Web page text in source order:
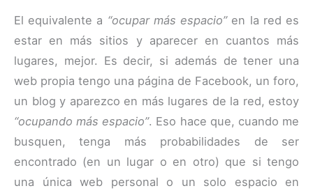
El equivalente a “ocupar más espacio”en la red es
estar en más sitios y aparecer en cuantos más
lugares, mejor. Es decir, si además de tener una
web propia tengo una página de Facebook, un foro,
un blog y aparezco en más lugares de la red, estoy
“ocupando más espacio”. Eso hace que, cuando me
busquen, tenga más probabilidades de ser
encontrado (en un lugar o en otro) que si tengo
una única web personal o un solo espacio en